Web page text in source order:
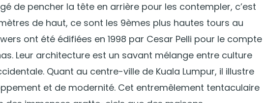
de pencher la tête en arrière pour les contempler, c’est
de haut, ce sont les 9èmes plus hautes tours au
ont été édifiées en 1998 par Cesar Pelli pour le compte
Leur architecture est un savant mélange entre culture
Quant au centre-ville de Kuala Lumpur, il illustre
et de modernité. Cet entremêlement tentaculaire